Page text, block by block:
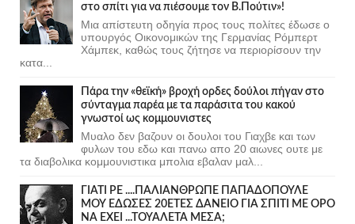
στο σπίτι για να πιέσουμε τον Β.Πούτιν»!
Μια απίστευτη οδηγία προς τους πολίτες έδωσε ο
υπουργός Οικονομικών της Γερμανίας Ρόμπερτ
Χάμπεκ, καθώς τους ζήτησε να περιορίσουν την
κατα...
Πάρα την «θεϊκή» βροχή ορδες δούλοι πήγαν στο
σύνταγμα παρέα με τα παράσιτα του κακού
γνωστοί ως κομμουνιστες
Μυαλο δεν βαζουν οι δουλοι του Γιαχβε και των
φυλων του εδω και πανω απο 20 αιωνες ουτε με
τα διαβολικα κομμουνιστικα μπολια εβαλαν μαλ...
ΓΙΑΤΙ ΡΕ ....ΠΑΛΙΑΝΘΡΩΠΕ ΠΑΠΑΔΟΠΟΥΛΕ
ΜΟΥ ΕΔΩΣΕΣ 20ΕΤΕΣ ΔΑΝΕΙΟ ΓΙΑ ΣΠΙΤΙ ΜΕ ΟΡΟ
ΝΑ ΕΧΕΙ ...ΤΟΥΑΛΕΤΑ ΜΕΣΑ;